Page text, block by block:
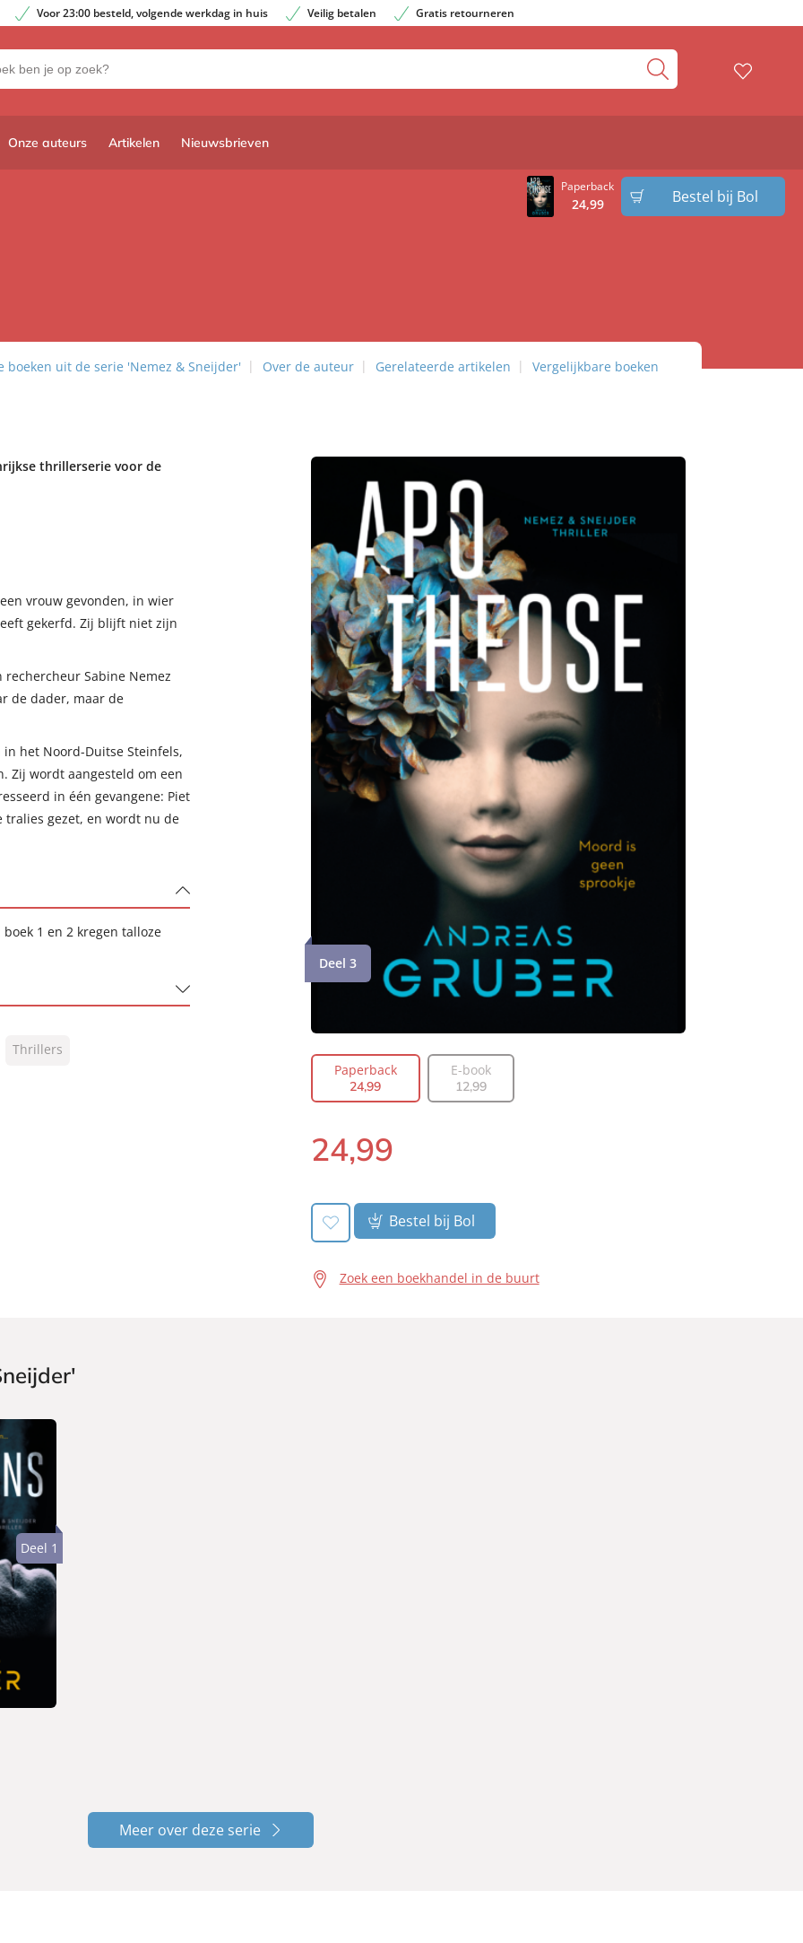
Voor 23:00 besteld, volgende werkdag in huis Veilig betalen Gratis retourneren
Onze auteurs Artikelen Nieuwsbrieven
Paperback
24,99 Bestel bij Bol
boeken uit de serie 'Nemez & Sneijder' Over de auteur Gerelateerde artikelen Vergelijkbare boeken
thrillerserie voor de
vrouw gevonden, in wier
gekerfd. Zij blijft niet zijn
Sabine Nemez
de dader, maar de
het Noord-Duitse Steinfels,
Zij wordt aangesteld om een
in één gevangene: Piet
tralies gezet, en wordt nu de
1 en 2 kregen talloze
Thrillers
Deel 3
Paperback
24,99
E-book
12,99
Paperback:
24,99
Bestel bij Bol
Zoek een boekhandel in de buurt
Deel 1
Meer over deze serie